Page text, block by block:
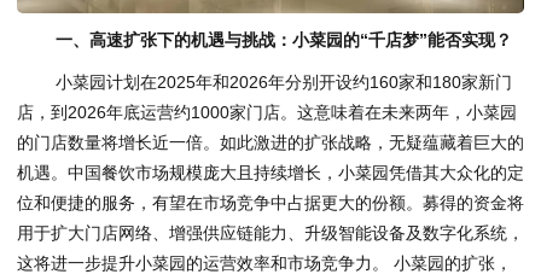
一、高速扩张下的机遇与挑战：小菜园的“千店梦”能否实现？
小菜园计划在2025年和2026年分别开设约160家和180家新门
店，到2026年底运营约1000家门店。这意味着在未来两年，小菜园
的门店数量将增长近一倍。如此激进的扩张战略，无疑蕴藏着巨大的
机遇。中国餐饮市场规模庞大且持续增长，小菜园凭借其大众化的定
位和便捷的服务，有望在市场竞争中占据更大的份额。募得的资金将
用于扩大门店网络、增强供应链能力、升级智能设备及数字化系统，
这将进一步提升小菜园的运营效率和市场竞争力。 小菜园的扩张，